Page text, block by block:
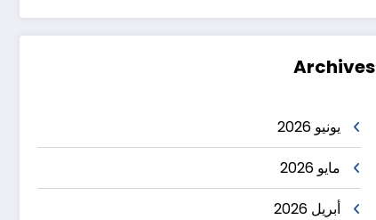
Archives
يونيو 2026
مايو 2026
أبريل 2026